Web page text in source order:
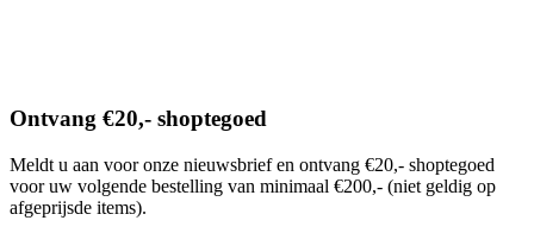
Ontvang €20,- shoptegoed
Meldt u aan voor onze nieuwsbrief en ontvang €20,- shoptegoed
voor uw volgende bestelling van minimaal €200,- (niet geldig op
afgeprijsde items).